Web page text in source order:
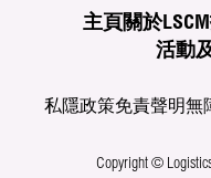
主頁 關於LSCM
活動
私隱政策免責聲明無
Copyright ©